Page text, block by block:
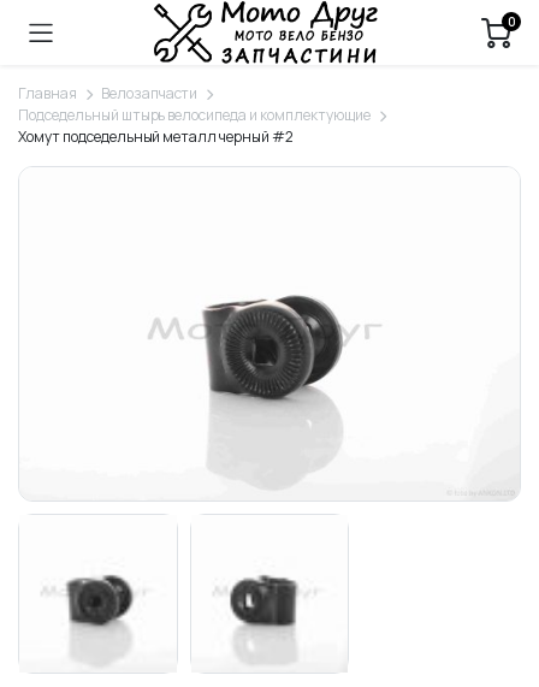
0
Главная
Велозапчасти
Подседельный штырь велосипеда и комплектующие
Хомут подседельный металл черный #2